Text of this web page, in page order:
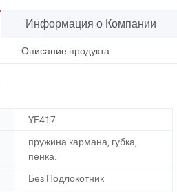
Информация о Компании
Описание продукта
YF417
пружина кармана, губка,
пенка.
Без Подлокотник